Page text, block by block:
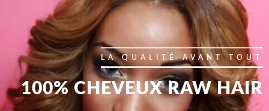
LA QUALITÉ AVANT TOUT
100% CHEVEUX RAW HAIR